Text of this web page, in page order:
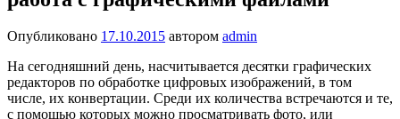
Опубликовано 17.10.2015 автором admin
На сегодняшний день, насчитывается десятки графических
редакторов по обработке цифровых изображений, в том
числе, их конвертации. Среди их количества встречаются и те,
с помощью которых можно просматривать фото, или